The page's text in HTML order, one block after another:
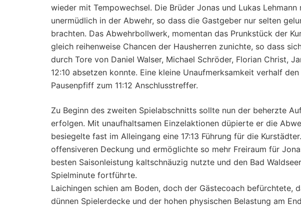
wieder mit Tempowechsel. Die Brüder Jonas und Lukas
unermüdlich in der Abwehr, so dass die Gastgeber nur selten
brachten. Das Abwehrbollwerk, momentan das Prunkstück der
gleich reihenweise Chancen der Hausherren zunichte, so dass
durch Tore von Daniel Walser, Michael Schröder, Florian Christ,
12:10 absetzen konnte. Eine kleine Unaufmerksamkeit verhalf
Pausenpfiff zum 11:12 Anschlusstreffer.
Zu Beginn des zweiten Spielabschnitts sollte nun der beherzte
erfolgen. Mit unaufhaltsamen Einzelaktionen düpierte er die
besiegelte fast im Alleingang eine 17:13 Führung für die
offensiveren Deckung und ermöglichte so mehr Freiraum für
besten Saisonleistung kaltschnäuzig nutzte und den Bad
Spielminute fortführte.
Laichingen schien am Boden, doch der Gästecoach befürchtete,
dünnen Spielerdecke und der hohen physischen Belastung am